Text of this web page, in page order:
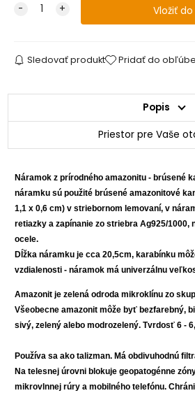
Sledovať produkt Pridať do
Popis
Priestor pre Vaše
Náramok z prírodného amazonitu - brúsené
náramku sú použité brúsené amazonitové
1,1 x 0,6 cm) v striebornom lemovaní, v
retiazky a zapínanie zo striebra Ag925/1000,
ocele.
Dĺžka náramku je cca 20,5cm, karabínku
vzdialenosti - náramok má univerzálnu
Amazonit je zelená odroda mikroklínu zo
Všeobecne amazonit môže byť bezfarebný,
sivý, zelený alebo modrozelený. Tvrdosť 6 -
Používa sa ako talizman. Má obdivuhodnú
Na telesnej úrovni blokuje geopatogénne
mikrovlnnej rúry a mobilného telefónu.